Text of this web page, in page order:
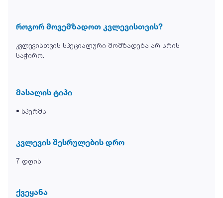
როგორ მოვემზადოთ კვლევისთვის?
კვლევისთვის სპეციალური მომზადება არ არის
საჭირო.
მასალის ტიპი
• სპერმა
კვლევის შესრულების დრო
7 დღის
ქვეყანა